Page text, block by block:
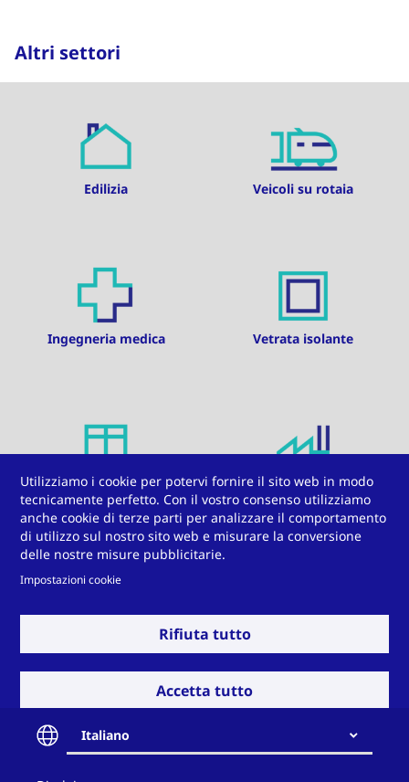
Altri settori
Edilizia Veicoli su rotaia
Ingegneria medica Vetrata isolante
Finestre, porte e facciate Produzione di elettricità
Ingegneria elettrica Ingegneria meccanica
Visualizza di piu
Avete una sfida da
affrontare?
Utilizziamo i cookie per potervi fornire il sito web in modo
tecnicamente perfetto. Con il vostro consenso utilizziamo
anche cookie di terze parti per analizzare il comportamento
di utilizzo sul nostro sito web e misurare la conversione
delle nostre misure pubblicitarie.
Impostazioni cookie
Rifiuta tutto
Accetta tutto
Italiano
Contact